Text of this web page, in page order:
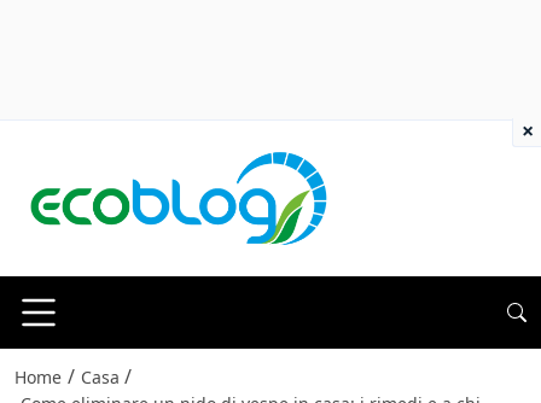
Home / Casa /
×